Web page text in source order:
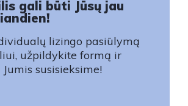
gali būti Jūsų jau
lizingo pasiūlymą
užpildykite formą ir
susisieksime!